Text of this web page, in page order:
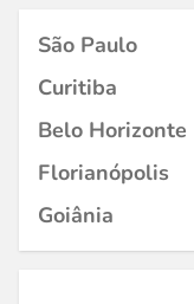
São Paulo
Curitiba
Belo Horizonte
Florianópolis
Goiânia